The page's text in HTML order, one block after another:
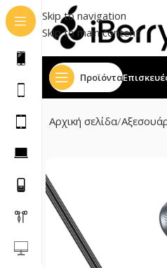
Skip to navigation
Skip to main content
Προϊόντα
Αρχική σελίδα